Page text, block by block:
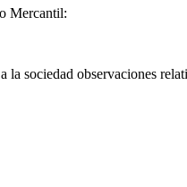
Mercantil:
la sociedad observaciones